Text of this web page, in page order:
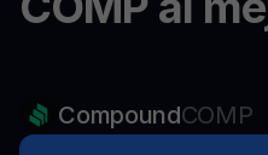
CompoundCOMP